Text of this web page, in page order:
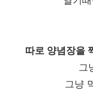
따로 양념장을
그
그냥